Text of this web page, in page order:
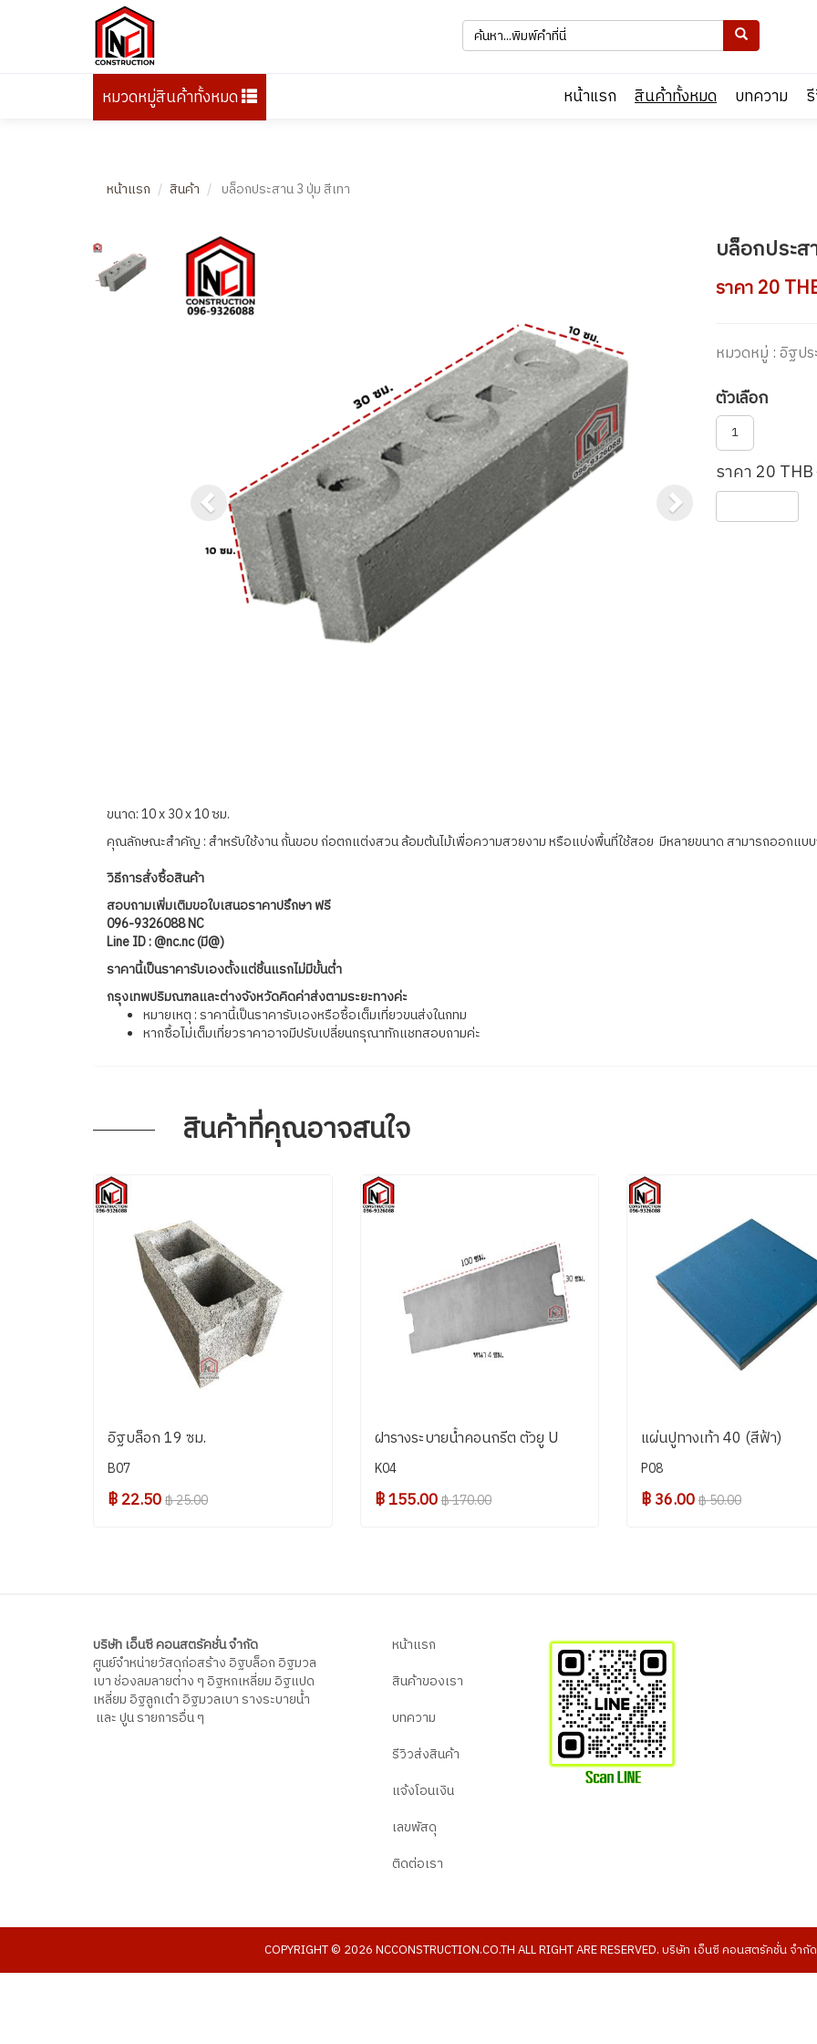
หมวดหมู่สินค้าทั้งหมด หน้าแรก สินค้าทั้งหมด บทความ
หน้าแรก สินค้า บล็อกประสาน 3 ปุ่ม สีเทา
Previous Nextบล็อกประส
ราคา 20
หมวดหมู่ : อิฐปร
ตัวเลือก
1
ราคา 20 THB
ขนาด: 10 x 30 x 10 ซม.
คุณลักษณะสำคัญ : สำหรับใช้งาน กั้นขอบ ก่อตกแต่งสวน ล้อมต้นไม้เพื่อความสวยงาม หรือแบ่งพื้นที่ใช้สอย มีหลายขนาด สามารถออกแบ
วิธีการสั่งซื้อสินค้า
สอบถามเพิ่มเติมขอใบเสนอราคาปรึกษา ฟรี
096-9326088 NC
Line ID : @nc.nc (มี@)
ราคานี้เป็นราคารับเองตั้งแต่ชิ้นแรกไม่มีขั้นต่ำ
กรุงเทพปริมณฑลและต่างจังหวัดคิดค่าส่งตามระยะทางค่ะ
หมายเหตุ : ราคานี้เป็นราคารับเองหรือซื้อเต็มเที่ยวขนส่งในกทม
หากซื้อไม่เต็มเที่ยวราคาอาจมีปรับเปลี่ยนกรุณาทักแชทสอบถามค่ะ
สินค้าที่คุณอาจสนใจ
อิฐบล็อก 19 ซม.
B07
฿ 22.50฿ 25.00
ฝารางระบายน้ำคอนกรีต ตัวยู U
K04
฿ 155.00฿ 170.00
แผ่นปูทางเท้า 40 (สีฟ้า)
P08
฿ 36.00฿ 50.00
บริษัท เอ็นซี คอนสตรัคชั่น จำกัด
ศูนย์จำหน่ายวัสดุก่อสร้าง อิฐบล็อก อิฐมวล
เบา ช่องลมลายต่าง ๆ อิฐหกเหลี่ยม อิฐแปด
เหลี่ยม อิฐลูกเต๋า อิฐมวลเบา รางระบายน้ำ
และ ปูน รายการอื่น ๆ
หน้าแรก
สินค้าของเรา
บทความ
รีวิวส่งสินค้า
แจ้งโอนเงิน
เลขพัสดุ
ติดต่อเรา
COPYRIGHT © 2026 NCCONSTRUCTION.CO.TH ALL RIGHT ARE RESERVED. บริษัท เอ็นซี คอนสตรัคชั่น จ